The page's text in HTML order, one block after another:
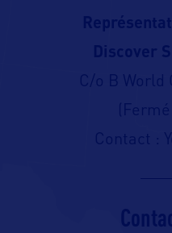
C/o B World
Contact :